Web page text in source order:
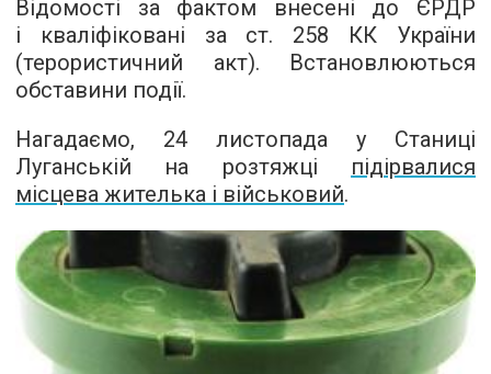
Відомості за фактом внесені до ЄРДР
і кваліфіковані за ст. 258 КК України
(терористичний акт). Встановлюються
обставини події.
Нагадаємо, 24 листопада у Станиці
Луганській на розтяжці підірвалися
місцева жителька і військовий.